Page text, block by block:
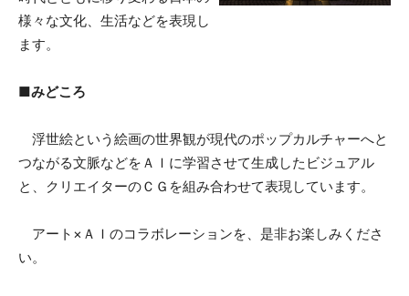
様々な文化、生活などを表現し
ます。
■みどころ
浮世絵という絵画の世界観が現代のポップカルチャーへと
つながる文脈などをＡＩに学習させて生成したビジュアル
と、クリエイターのＣＧを組み合わせて表現しています。
アート×ＡＩのコラボレーションを、是非お楽しみくださ
い。